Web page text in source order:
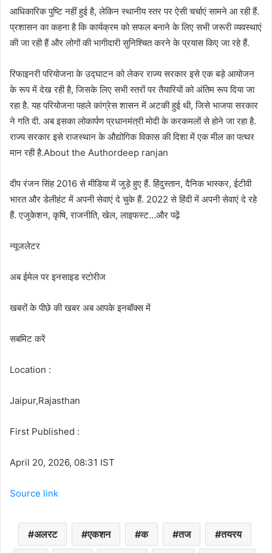
आधिकारिक पुष्टि नहीं हुई है, लेकिन स्थानीय स्तर पर ऐसी चर्चाएं सामने आ रही हैं.
प्रशासन का कहना है कि कार्यक्रम को सफल बनाने के लिए सभी जरूरी व्यवस्थाएं
की जा रही हैं और लोगों की भागीदारी सुनिश्चित करने के प्रयास किए जा रहे हैं.
रिफाइनरी परियोजना के उद्घाटन को लेकर राज्य सरकार इसे एक बड़े आयोजन
के रूप में देख रही है, जिसके लिए सभी स्तरों पर तैयारियों को अंतिम रूप दिया जा
रहा है. यह परियोजना पहले कांग्रेस शासन में अटकी हुई थी, जिसे भाजपा सरकार
ने गति दी. अब इसका लोकार्पण प्रधानमंत्री मोदी के करकमलों से होने जा रहा है.
राज्य सरकार इसे राजस्थान के औद्योगिक विकास की दिशा में एक मील का पत्थर
मान रही है.About the Authordeep ranjan
दीप रंजन सिंह 2016 से मीडिया में जुड़े हुए हैं. हिंदुस्तान, दैनिक भास्कर, ईटीवी
भारत और डेलीहंट में अपनी सेवाएं दे चुके हैं. 2022 से हिंदी में अपनी सेवाएं दे रहे
हैं. एजुकेशन, कृषि, राजनीति, खेल, लाइफस्ट…और पढ़ें
न्यूजलेटर
अब ईमेल पर इनसाइड स्‍टोर‍ीज
खबरों के पीछे की खबर अब आपके इनबॉक्‍स में
सबमिट करें
Location :
Jaipur,Rajasthan
First Published :
April 20, 2026, 08:31 IST
Source link
अलरट एकशन क तज तयरय